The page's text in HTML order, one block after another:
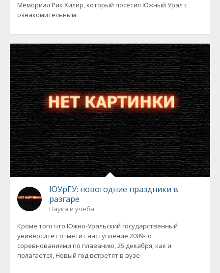
Мемориал Рик Хилир, который посетил Южный Урал с
ознакомительным
ЮУрГУ: новогодние праздники в
разгаре
Наука и учеба
Кроме того что Южно-Уральский государственный
университет отметит наступление 2009-го
соревнованиями по плаванию, 25 декабря, как и
полагается, Новый год встретят в вузе